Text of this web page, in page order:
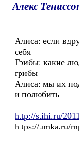
Алекс
Алиса: если
себя
Грибы: какие
грибы
Алиса: мы их
и полюбить
http://stihi.ru/
https://umka.ru/